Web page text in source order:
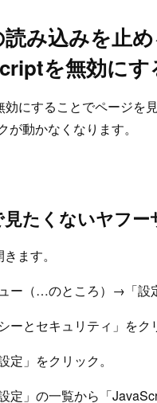
み込みを止
を無効にす
効にすることでページを
が動かなくなります。
たくないヤフ
ます。
ー（…のところ）→「設
ーとセキュリティ」をク
定」をクリック。
定」の一覧から「